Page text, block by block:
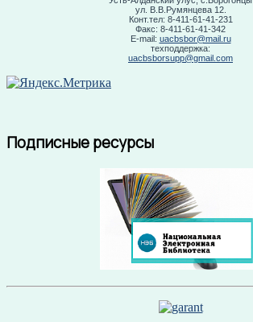
ул. В.В.Румянцева 12.
Конт.тел: 8-411-61-41-231
Факс: 8-411-61-41-342
E-mail: uacbsbor@mail.ru
техподдержка:
uacbsborsupp@gmail.com
Подписные ресурсы